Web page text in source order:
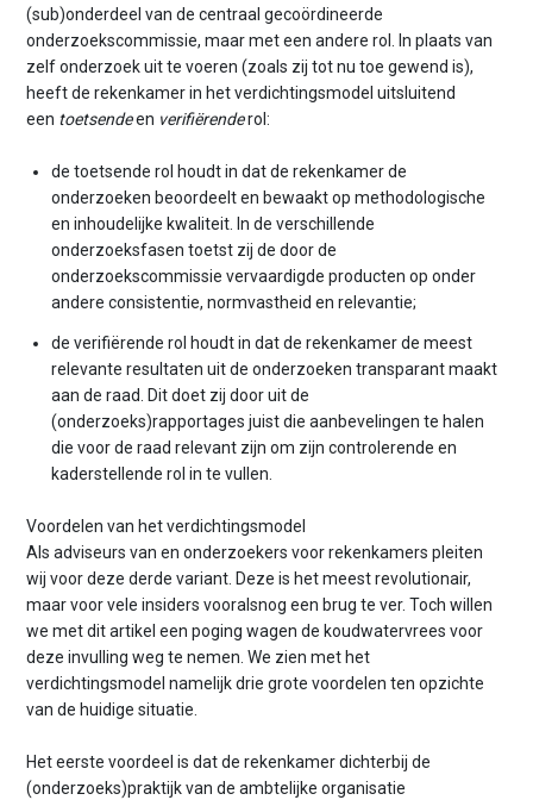
(sub)onderdeel van de centraal gecoördineerde
onderzoekscommissie, maar met een andere rol. In plaats van
zelf onderzoek uit te voeren (zoals zij tot nu toe gewend is),
heeft de rekenkamer in het verdichtingsmodel uitsluitend
een toetsendeen verifiërenderol:
de toetsende rol houdt in dat de rekenkamer de
onderzoeken beoordeelt en bewaakt op methodologische
en inhoudelijke kwaliteit. In de verschillende
onderzoeksfasen toetst zij de door de
onderzoekscommissie vervaardigde producten op onder
andere consistentie, normvastheid en relevantie;
de verifiërende rol houdt in dat de rekenkamer de meest
relevante resultaten uit de onderzoeken transparant maakt
aan de raad. Dit doet zij door uit de
(onderzoeks)rapportages juist die aanbevelingen te halen
die voor de raad relevant zijn om zijn controlerende en
kaderstellende rol in te vullen.
Voordelen van het verdichtingsmodel
Als adviseurs van en onderzoekers voor rekenkamers pleiten
wij voor deze derde variant. Deze is het meest revolutionair,
maar voor vele insiders vooralsnog een brug te ver. Toch willen
we met dit artikel een poging wagen de koudwatervrees voor
deze invulling weg te nemen. We zien met het
verdichtingsmodel namelijk drie grote voordelen ten opzichte
van de huidige situatie.
Het eerste voordeel is dat de rekenkamer dichterbij de
(onderzoeks)praktijk van de ambtelijke organisatie